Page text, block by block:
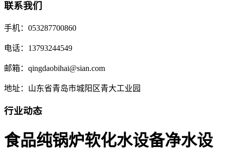
联系我们
手机：053287700860
电话：13793244549
邮箱：qingdaobihai@sian.com
地址：山东省青岛市城阳区青大工业园
行业动态
食品纯锅炉软化水设备净水设